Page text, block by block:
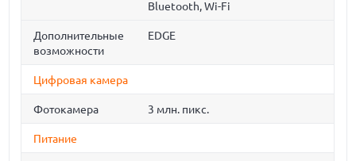
Bluetooth, Wi-Fi
Дополнительные
возможности
EDGE
Цифровая камера
Фотокамера 3 млн. пикс.
Питание